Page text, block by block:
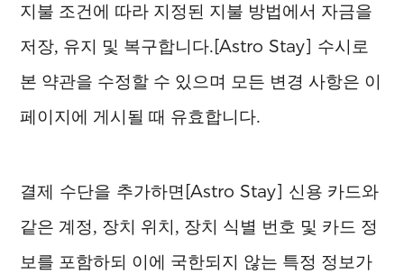
지불 조건에 따라 지정된 지불 방법에서 자금을
저장, 유지 및 복구합니다.[Astro Stay] 수시로
본 약관을 수정할 수 있으며 모든 변경 사항은 이
페이지에 게시될 때 유효합니다.
결제 수단을 추가하면 [Astro Stay] 신용 카드와
같은 계정, 장치 위치, 장치 식별 번호 및 카드 정
보를 포함하되 이에 국한되지 않는 특정 정보가